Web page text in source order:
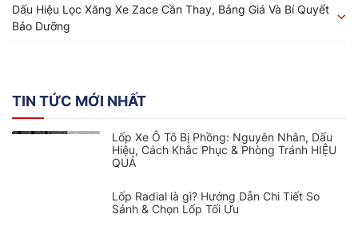
Dấu Hiệu Lọc Xăng Xe Zace Cần Thay, Bảng Giá Và Bí Quyết
Bảo Dưỡng
TIN TỨC MỚI NHẤT
Lốp Xe Ô Tô Bị Phồng: Nguyên Nhân, Dấu
Hiệu, Cách Khắc Phục & Phòng Tránh HIỆU
QUẢ
Lốp Radial là gì? Hướng Dẫn Chi Tiết So
Sánh & Chọn Lốp Tối Ưu